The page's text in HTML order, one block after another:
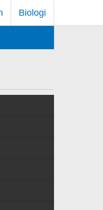
Biologi